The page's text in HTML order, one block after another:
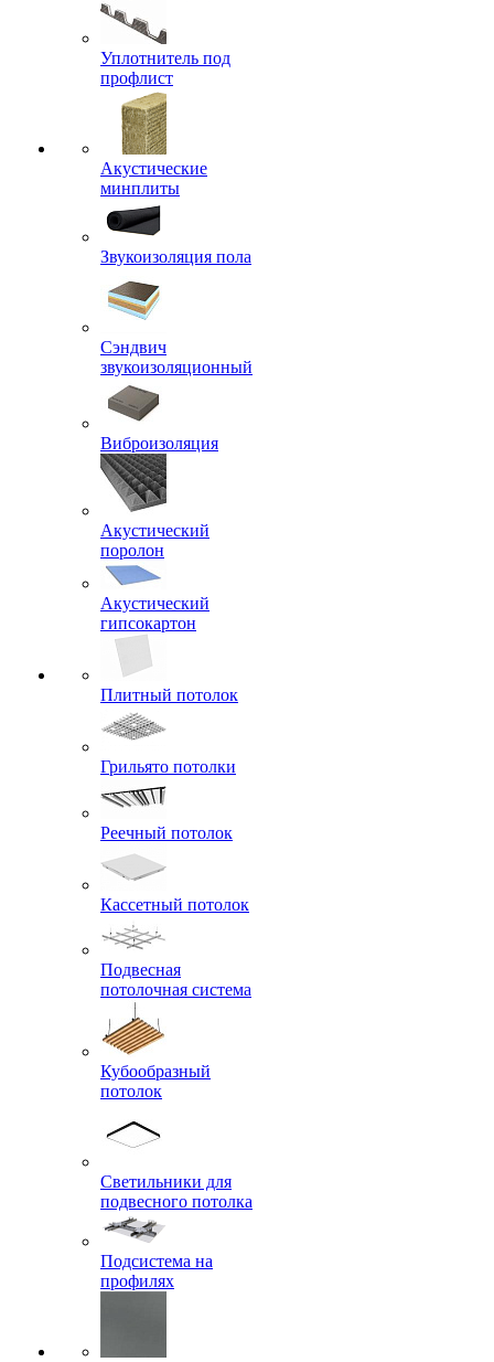
Уплотнитель под
профлист
Акустические
минплиты
Звукоизоляция пола
Сэндвич
звукоизоляционный
Виброизоляция
Акустический
поролон
Акустический
гипсокартон
Плитный потолок
Грильято потолки
Реечный потолок
Кассетный потолок
Подвесная
потолочная система
Кубообразный
потолок
Светильники для
подвесного потолка
Подсистема на
профилях